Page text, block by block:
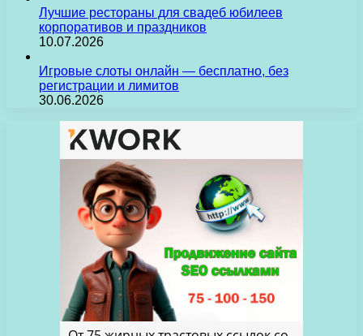
Лучшие рестораны для свадеб юбилеев
корпоративов и праздников
10.07.2026
Игровые слоты онлайн — бесплатно, без
регистрации и лимитов
30.06.2026